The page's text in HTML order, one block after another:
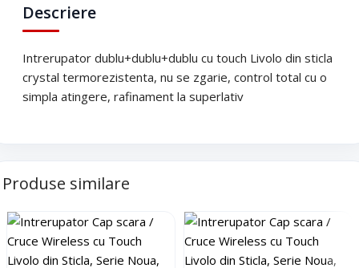
Telefon*
Trimite solicitarea
Email
Cerințele tale (proiect, buget, termen, alte produse)
Descriere
Intrerupator dublu+dublu+dublu cu touch Livolo din sticla
crystal termorezistenta, nu se zgarie, control total cu o
simpla atingere, rafinament la superlativ
Produse similare